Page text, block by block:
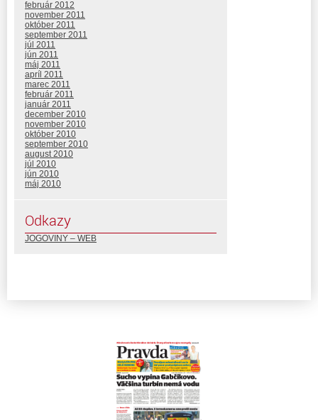
február 2012
november 2011
október 2011
september 2011
júl 2011
jún 2011
máj 2011
apríl 2011
marec 2011
február 2011
január 2011
december 2010
november 2010
október 2010
september 2010
august 2010
júl 2010
jún 2010
máj 2010
Odkazy
JOGOVINY – WEB